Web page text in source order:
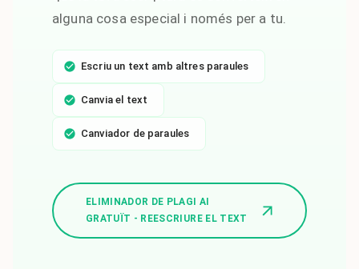
alguna cosa especial i només per a tu.
Escriu un text amb altres paraules
Canvia el text
Canviador de paraules
ELIMINADOR DE PLAGI AI
GRATUÏT - REESCRIURE EL TEXT